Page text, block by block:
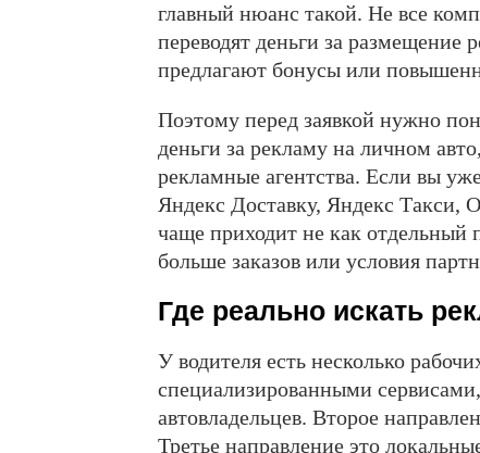
главный нюанс такой. Не все
переводят деньги за размещение
предлагают бонусы или
Поэтому перед заявкой нужно
деньги за рекламу на личном
рекламные агентства. Если вы
Яндекс Доставку, Яндекс Такси,
чаще приходит не как отдельный
больше заказов или условия
Где реально искать
У водителя есть несколько
специализированными
автовладельцев. Второе
Третье направление это